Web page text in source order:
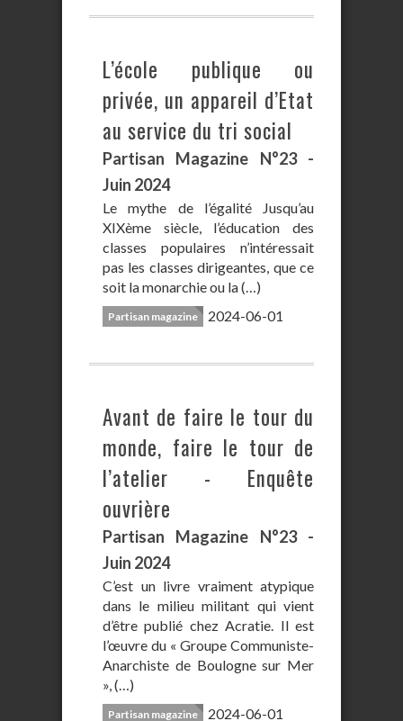
L’école publique ou
privée, un appareil d’Etat
au service du tri social
Partisan Magazine N°23 -
Juin 2024
Le mythe de l’égalité Jusqu’au
XIXème siècle, l’éducation des
classes populaires n’intéressait
pas les classes dirigeantes, que ce
soit la monarchie ou la (…)
Partisan magazine 2024-06-01
Avant de faire le tour du
monde, faire le tour de
l’atelier - Enquête
ouvrière
Partisan Magazine N°23 -
Juin 2024
C’est un livre vraiment atypique
dans le milieu militant qui vient
d’être publié chez Acratie. Il est
l’œuvre du « Groupe Communiste-
Anarchiste de Boulogne sur Mer
», (…)
Partisan magazine 2024-06-01